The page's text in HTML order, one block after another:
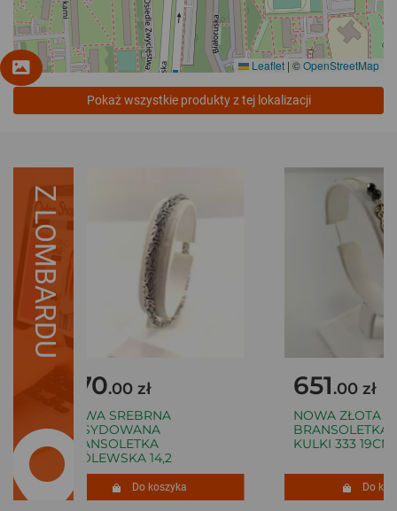
Leaflet | ©OpenStreetMap
Pokaż wszystkie produkty z tej lokalizacji
Z LOMBARDU
270.00 zł
NOWA SREBRNA
OKSYDOWANA
BRANSOLETKA
KRÓLEWSKA 14,2
Do koszyka
651 .00 zł
NOWA ZŁOTA
BRANSOLETKA
KULKI 333 19CM
Do